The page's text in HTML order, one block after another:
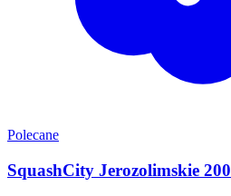
Polecane
SquashCity Jerozolimskie 200